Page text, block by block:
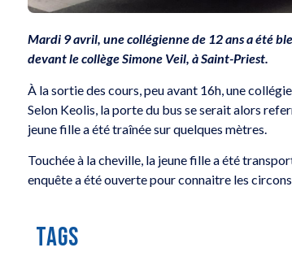
Mardi 9 avril, une collégienne de 12 ans a été
devant le collège Simone Veil, à Saint-Priest.
À la sortie des cours, peu avant 16h, une
Selon Keolis, la porte du bus se serait alors
jeune fille a été traînée sur quelques mètres.
Touchée à la cheville, la jeune fille a été
enquête a été ouverte pour connaitre les
TAGS